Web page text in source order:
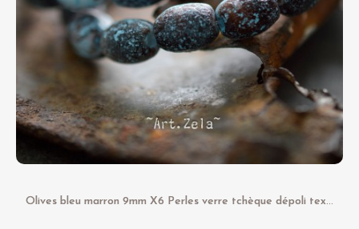
O
lives bleu marron 9mm X6 Perles verre tchèque dépoli texturé